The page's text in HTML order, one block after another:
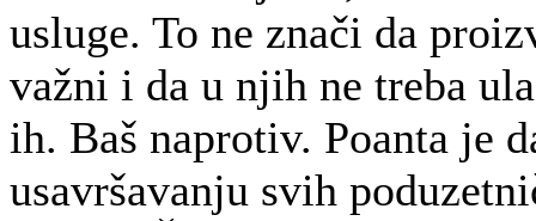
usluge. To ne znači da
važni i da u njih ne treba
ih. Baš naprotiv. Poanta je
usavršavanju svih